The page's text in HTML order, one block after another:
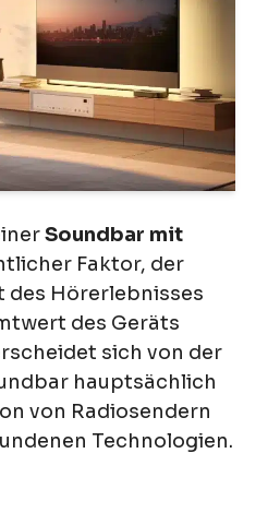
Soundbar mit
Faktor, der
des Hörerlebnisses
des Geräts
sich von der
hauptsächlich
von Radiosendern
Technologien.